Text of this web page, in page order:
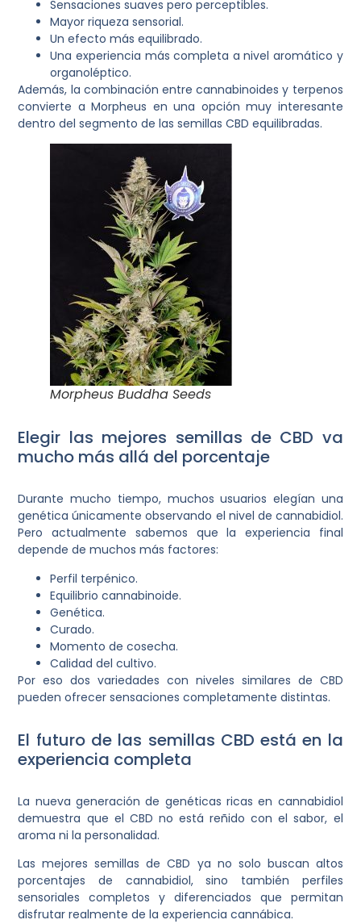
Sensaciones suaves pero perceptibles.
Mayor riqueza sensorial.
Un efecto más equilibrado.
Una experiencia más completa a nivel aromático y
organoléptico.
Además, la combinación entre cannabinoides y terpenos
convierte a Morpheus en una opción muy interesante
dentro del segmento de las semillas CBD equilibradas.
Morpheus Buddha Seeds
Elegir las mejores semillas de CBD va
mucho más allá del porcentaje
Durante mucho tiempo, muchos usuarios elegían una
genética únicamente observando el nivel de cannabidiol.
Pero actualmente sabemos que la experiencia final
depende de muchos más factores:
Perfil terpénico.
Equilibrio cannabinoide.
Genética.
Curado.
Momento de cosecha.
Calidad del cultivo.
Por eso dos variedades con niveles similares de CBD
pueden ofrecer sensaciones completamente distintas.
El futuro de las semillas CBD está en la
experiencia completa
La nueva generación de genéticas ricas en cannabidiol
demuestra que el CBD no está reñido con el sabor, el
aroma ni la personalidad.
Las mejores semillas de CBD ya no solo buscan altos
porcentajes de cannabidiol, sino también perfiles
sensoriales completos y diferenciados que permitan
disfrutar realmente de la experiencia cannábica.